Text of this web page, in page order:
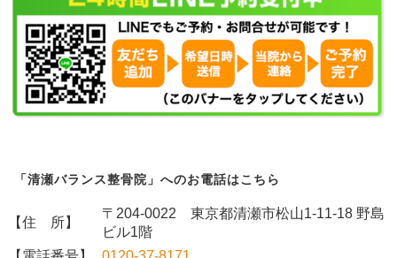
「清瀬バランス整骨院」へのお電話はこちら
【住 所】
〒204-0022 東京都清瀬市松山1-11-18 野島
ビル1階